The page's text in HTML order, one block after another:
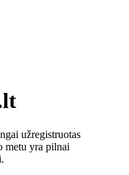
užregistruotas
metu yra pilnai